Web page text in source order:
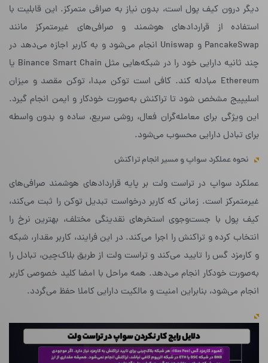
دیگر درون کیف پول است، بدون نیاز به صرافی متمرکز. این قابلیت با
استفاده از قراردادهای هوشمند و صرافی‌های غیرمتمرکز مانند
PancakeSwap و Uniswap انجام می‌شود و به کاربر اجازه می‌دهد در
چند ثانیه دارایی خود را در شبکه‌هایی مثل Binance Smart Chain یا
Ethereum مبادله کند. کافی است توکن مبدا، توکن مقصد و میزان
اسلیپیج مشخص شود تا تراکنش به‌صورت خودکار و ایمن انجام گیرد.
این ویژگی برای معامله‌گران فعال، روشی سریع، ساده و بدون واسطه
برای تبادل دارایی محسوب می‌شود.
نحوه عملکرد سواپ و مسیر انجام تراکنش
عملکرد سواپ در تراست ولت بر پایه قراردادهای هوشمند صرافی‌های
غیرمتمرکز است. زمانی که کاربر درخواست تبدیل توکن را ثبت می‌کند،
کیف پول با جست‌وجوی استخرهای نقدینگی مختلف، بهترین نرخ را
انتخاب کرده و تراکنش را اجرا می‌کند. در این فرایند، کاربر مقدار، شبکه
و کارمزد گس را تایید می‌کند و تراست ولت از طریق بلاک‌چین، تبادل را
به‌صورت خودکار انجام می‌دهد. همه مراحل با امضا کلید خصوصی کاربر
انجام می‌شود، بنابراین امنیت و مالکیت دارایی کاملا حفظ می‌گردد.